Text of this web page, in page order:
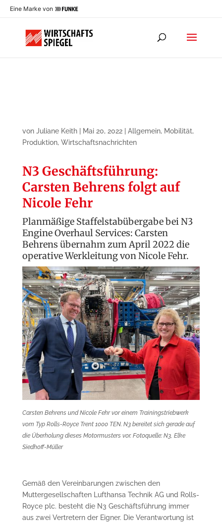
Eine Marke von
von Juliane Keith| Mai 20, 2022| Allgemein, Mobilität,
Produktion, Wirtschaftsnachrichten
N3 Geschäftsführung:
Carsten Behrens folgt auf
Nicole Fehr
Planmäßige Staffelstabübergabe bei N3
Engine Overhaul Services: Carsten
Behrens übernahm zum April 2022 die
operative Werkleitung von Nicole Fehr.
Carsten Behrens und Nicole Fehr vor einem Trainingstriebwerk
vom Typ Rolls-Royce Trent 1000 TEN. N3 bereitet sich gerade auf
die Überholung dieses Motormusters vor. Fotoquelle: N3, Elke
Siedhoff-Müller
Gemäß den Vereinbarungen zwischen den
Muttergesellschaften Lufthansa Technik AG und Rolls-
Royce plc. besteht die N3 Geschäftsführung immer
aus zwei Vertretern der Eigner. Die Verantwortung ist